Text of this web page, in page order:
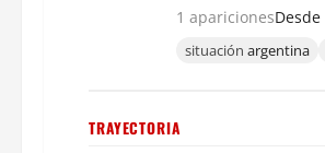
1 aparicionesDesde
situaciónargentina
TRAYECTORIA